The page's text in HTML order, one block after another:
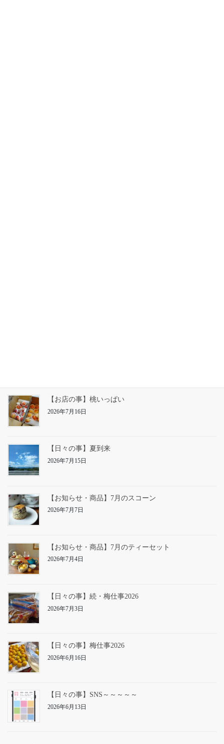
【お店の事】桃いっぱい
2026年7月16日
【日々の事】夏到来
2026年7月15日
【お知らせ・商品】7月のスコーン
2026年7月7日
【お知らせ・商品】7月のティーセット
2026年7月4日
【日々の事】続・梅仕事2026
2026年7月3日
【日々の事】梅仕事2026
2026年6月16日
【日々の事】SNS～～～～～
2026年6月13日